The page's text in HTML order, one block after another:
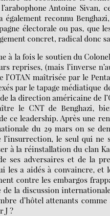
Antoine Sivan,
également reconnu
électorale ou pas, que
concret, radical donc
à la fois le soutien du
reprises, (mais l’inverse
l’OTAN maîtrisée par le
par le tapage médiatique
la direction américaine de
le CNT de Benghazi,
ce leadership. Après une
du 29 mars on se
le seul qui
à la réinstallation du clan
adversaires et de la
les a aidés à convaincre,
contre les embargos
la discussion
d’hôtel attenants
J ?